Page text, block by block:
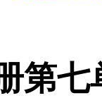
第七